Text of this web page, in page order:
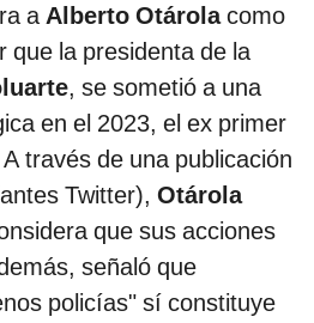
aAlberto Otárolacomo
que la presidenta de la
, se sometió a una
en el 2023, el ex primer
través de una publicación
Twitter), Otárola
que sus acciones
señaló que
policías" sí constituye